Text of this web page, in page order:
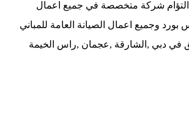
شركة متخصصة في جميع اعمال
بورد وجميع اعمال الصيانة العامة للمباني
في دبي ,الشارقة ,عجمان ,راس الخيمة